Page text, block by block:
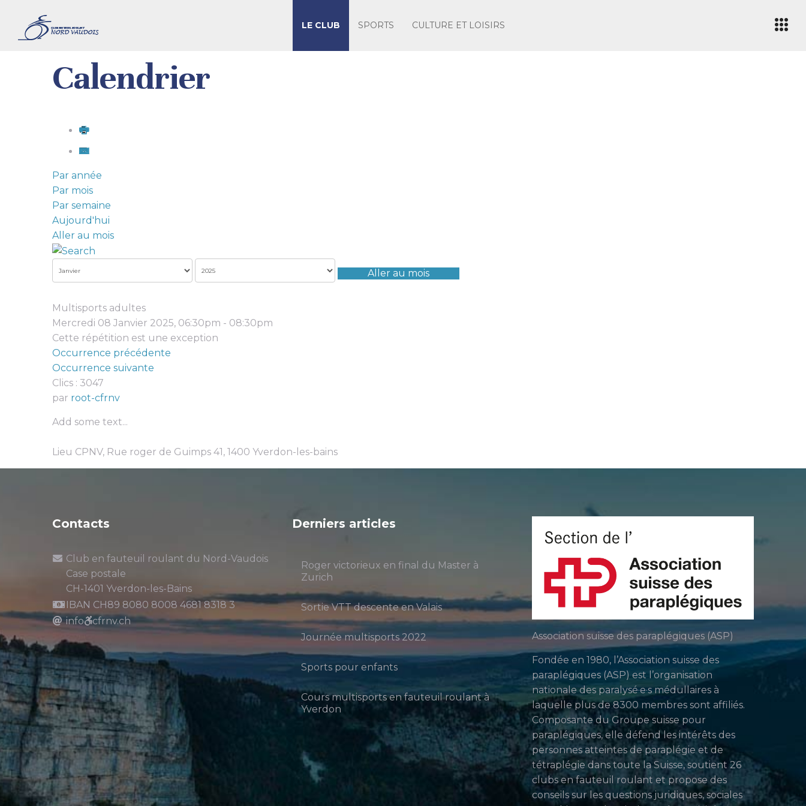
LE CLUB SPORTS CULTURE ET LOISIRS
Calendrier
Par année
Par mois
Par semaine
Aujourd'hui
Aller au mois
Aller au mois
Multisports adultes
Mercredi 08 Janvier 2025, 06:30pm - 08:30pm
Cette répétition est une exception
Occurrence précédente
Occurrence suivante
Clics : 3047
par root-cfrnv
Add some text...
Lieu CPNV, Rue roger de Guimps 41, 1400 Yverdon-les-bains
Contacts
Club en fauteuil roulant du Nord-Vaudois
Case postale
CH-1401 Yverdon-les-Bains
IBAN CH89 8080 8008 4681 8318 3
info
cfrnv.ch
Derniers articles
Roger victorieux en final du Master à
Zurich
Sortie VTT descente en Valais
Journée multisports 2022
Sports pour enfants
Cours multisports en fauteuil roulant à
Yverdon
Association suisse des paraplégiques (ASP)
Fondée en 1980, l’Association suisse des
paraplégiques (ASP) est l’organisation
nationale des paralysé·e·s médullaires à
laquelle plus de 8300 membres sont affiliés.
Composante du Groupe suisse pour
paraplégiques, elle défend les intérêts des
personnes atteintes de paraplégie et de
tétraplégie dans toute la Suisse, soutient 26
clubs en fauteuil roulant et propose des
conseils sur les questions juridiques, sociales